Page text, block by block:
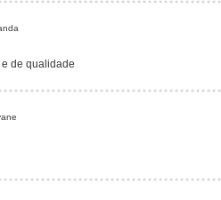
de qualidade